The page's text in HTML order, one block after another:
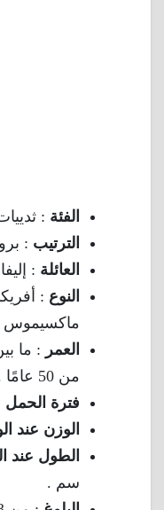
الفئة :
الترتيب :
العائلة :
النوع :
ماكسيموس
العمر : ما
من 50 عامًا .
فترة الحمل
الوزن عند
الطول عند
سم .